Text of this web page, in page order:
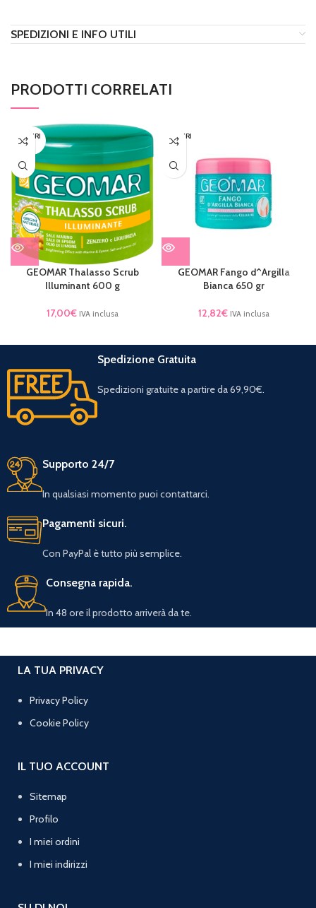
SPEDIZIONI E INFO UTILI
PRODOTTI CORRELATI
ESAURI
TO
GEOMAR Thalasso Scrub
Illuminant 600 g
17,00€ IVA inclusa
ESAURI
TO
GEOMAR Fango d^Argilla
Bianca 650 gr
12,82€ IVA inclusa
Spedizione Gratuita
Spedizioni gratuite a partire da 69,90€.
Supporto 24/7
In qualsiasi momento puoi contattarci.
Pagamenti sicuri.
Con PayPal è tutto più semplice.
Consegna rapida.
In 48 ore il prodotto arriverà da te.
LA TUA PRIVACY
Privacy Policy
Cookie Policy
IL TUO ACCOUNT
Sitemap
Profilo
I miei ordini
I miei indirizzi